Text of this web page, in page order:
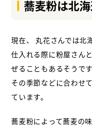
蕎麦粉は北
現在、 丸花さんでは北
仕入れる際に粉屋さん
ぜることもあるそうです
その季節などに合わせ
ています。
蕎麦粉によって蕎麦の